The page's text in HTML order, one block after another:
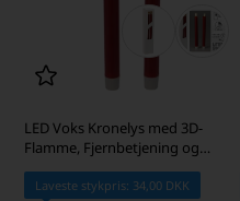
LED Voks Kronelys med 3D-
Flamme, Fjernbetjening og
Timer, Rød, 2 stk.
Laveste stykpris: 34,00 DKK